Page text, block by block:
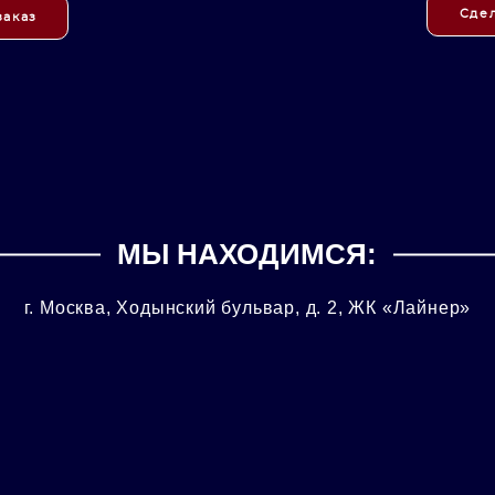
МЫ НАХОДИМСЯ:
г. Москва, Ходынский бульвар, д. 2, ЖК «Лайнер»